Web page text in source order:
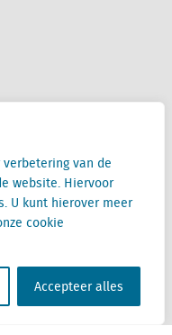
van de
website. Hiervoor
U kunt hierover meer
cookie
Accepteer alles